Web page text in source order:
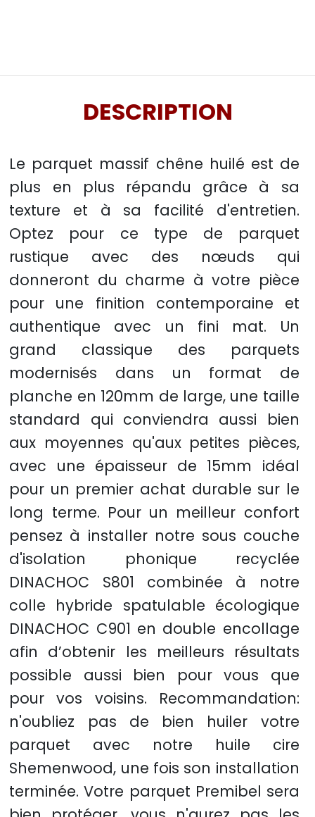
DESCRIPTION
Le parquet massif chêne huilé est de
plus en plus répandu grâce à sa
texture et à sa facilité d'entretien.
Optez pour ce type de parquet
rustique avec des nœuds qui
donneront du charme à votre pièce
pour une finition contemporaine et
authentique avec un fini mat. Un
grand classique des parquets
modernisés dans un format de
planche en 120mm de large, une taille
standard qui conviendra aussi bien
aux moyennes qu'aux petites pièces,
avec une épaisseur de 15mm idéal
pour un premier achat durable sur le
long terme. Pour un meilleur confort
pensez à installer notre sous couche
d'isolation phonique recyclée
DINACHOC S801 combinée à notre
colle hybride spatulable écologique
DINACHOC C901 en double encollage
afin d’obtenir les meilleurs résultats
possible aussi bien pour vous que
pour vos voisins. Recommandation:
n'oubliez pas de bien huiler votre
parquet avec notre huile cire
Shemenwood, une fois son installation
terminée. Votre parquet Premibel sera